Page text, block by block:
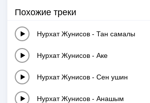
Похожие треки
Нурхат Жунисов - Тан самалы
Нурхат Жунисов - Аке
Нурхат Жунисов - Сен ушин
Нурхат Жунисов - Анашым